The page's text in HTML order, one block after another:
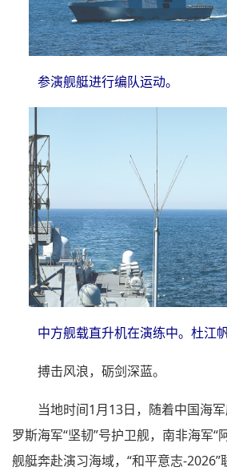
参演舰艇进行编队运动。
中方舰载直升机在演练中。杜江
搏击风浪，砺剑深蓝。
当地时间1月13日，随着中国海
罗斯海军“坚韧”号护卫舰，南非海军“
舰艇奔赴演习海域，“和平意志-